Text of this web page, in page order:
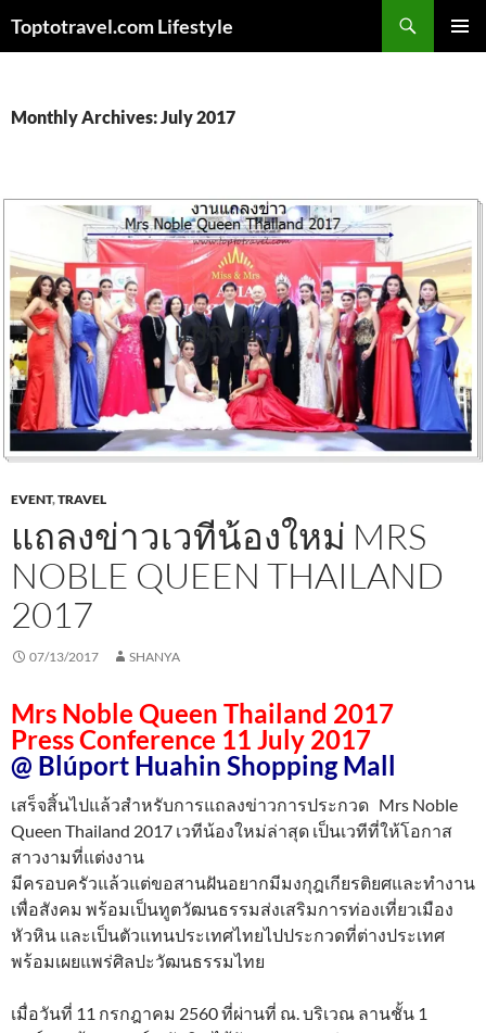
Toptotravel.com Lifestyle
Monthly Archives: July 2017
EVENT,TRAVEL
แถลงข่าวเวทีน้องใหม่ MRS
NOBLE QUEEN THAILAND
2017
07/13/2017 SHANYA
Mrs Noble Queen Thailand 2017
Press Conference 11 July 2017
@ Blúport Huahin Shopping Mall
เสร็จสิ้นไปแล้วสำหรับการแถลงข่าวการประกวด Mrs Noble
Queen Thailand 2017 เวทีน้องใหม่ล่าสุด เป็นเวทีที่ให้โอกาส
สาวงามที่แต่งงาน
มีครอบครัวแล้วแต่ขอสานฝันอยากมีมงกุฎเกียรติยศและทำงาน
เพื่อสังคม พร้อมเป็นทูตวัฒนธรรมส่งเสริมการท่องเที่ยวเมือง
หัวหิน และเป็นตัวแทนประเทศไทยไปประกวดที่ต่างประเทศ
พร้อมเผยแพร่ศิลปะวัฒนธรรมไทย
เมื่อวันที่ 11 กรกฎาคม 2560 ที่ผ่านที่ ณ. บริเวณ ลานชั้น 1